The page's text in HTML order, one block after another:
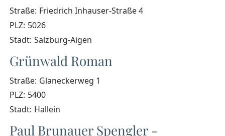
Straße: Friedrich Inhauser-Straße 4
PLZ: 5026
Stadt: Salzburg-Aigen
Grünwald Roman
Straße: Glaneckerweg 1
PLZ: 5400
Stadt: Hallein
Paul Brunauer Spengler -